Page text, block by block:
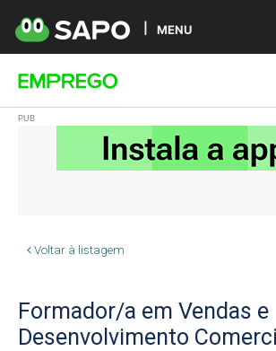
MENU
Voltar à listagem
Formador/a em Vendas e
Desenvolvimento